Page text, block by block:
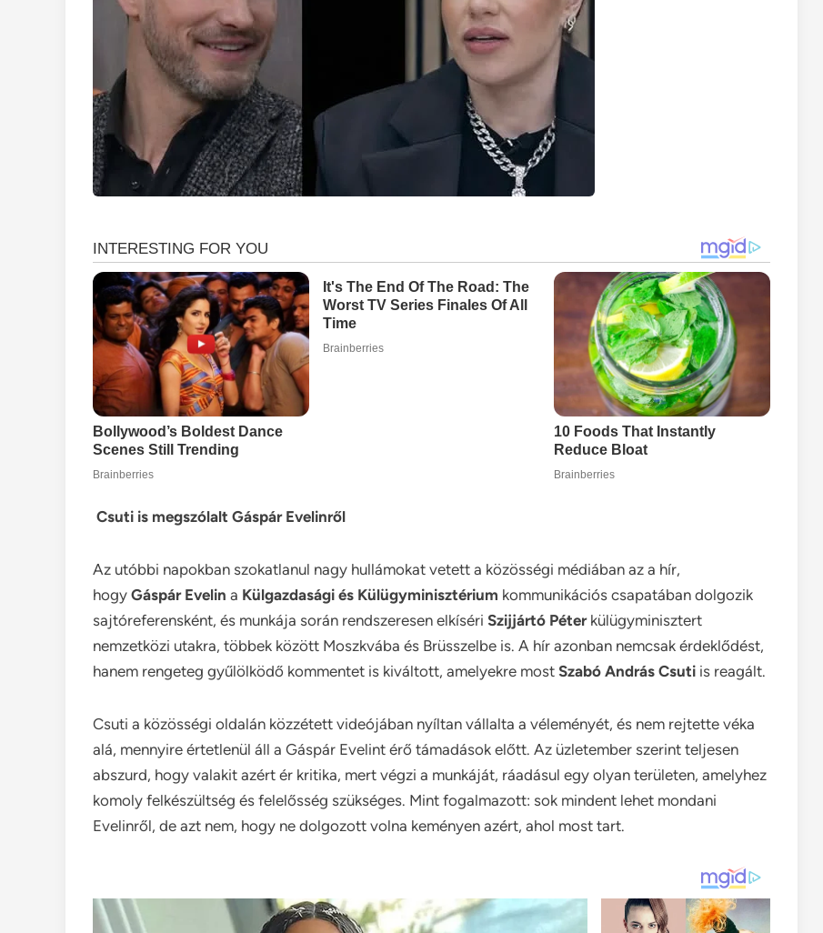
Csuti is megszólalt Gáspár Evelinről
Az utóbbi napokban szokatlanul nagy hullámokat vetett a közösségi médiában az a hír,
hogy Gáspár Evelin a Külgazdasági és Külügyminisztérium kommunikációs csapatában dolgozik
sajtóreferensként, és munkája során rendszeresen elkíséri Szijjártó Péterkülügyminisztert
nemzetközi utakra, többek között Moszkvába és Brüsszelbe is. A hír azonban nemcsak érdeklődést,
hanem rengeteg gyűlölködő kommentet is kiváltott, amelyekre most Szabó András Csuti is reagált.
Csuti a közösségi oldalán közzétett videójában nyíltan vállalta a véleményét, és nem rejtette véka
alá, mennyire értetlenül áll a Gáspár Evelint érő támadások előtt. Az üzletember szerint teljesen
abszurd, hogy valakit azért ér kritika, mert végzi a munkáját, ráadásul egy olyan területen, amelyhez
komoly felkészültség és felelősség szükséges. Mint fogalmazott: sok mindent lehet mondani
Evelinről, de azt nem, hogy ne dolgozott volna keményen azért, ahol most tart.